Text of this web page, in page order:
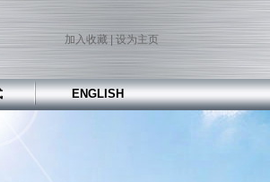
加入收藏 设为主页
ENGLISH